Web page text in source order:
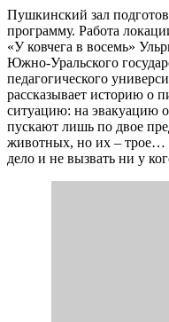
Пушкинский зал
программу. Работа
«У ковчега в восемь»
Южно-Уральского
педагогического
рассказывает историю о
ситуацию: на эвакуацию
пускают лишь по двое
животных, но их – трое…
дело и не вызвать ни у